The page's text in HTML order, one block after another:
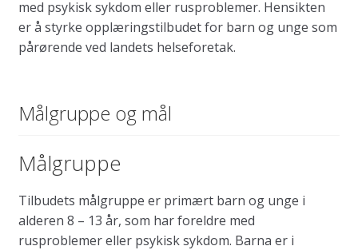
med psykisk sykdom eller rusproblemer. Hensikten
er å styrke opplæringstilbudet for barn og unge som
pårørende ved landets helseforetak.
Målgruppe og mål
Målgruppe
Tilbudets målgruppe er primært barn og unge i
alderen 8 – 13 år, som har foreldre med
rusproblemer eller psykisk sykdom. Barna er i